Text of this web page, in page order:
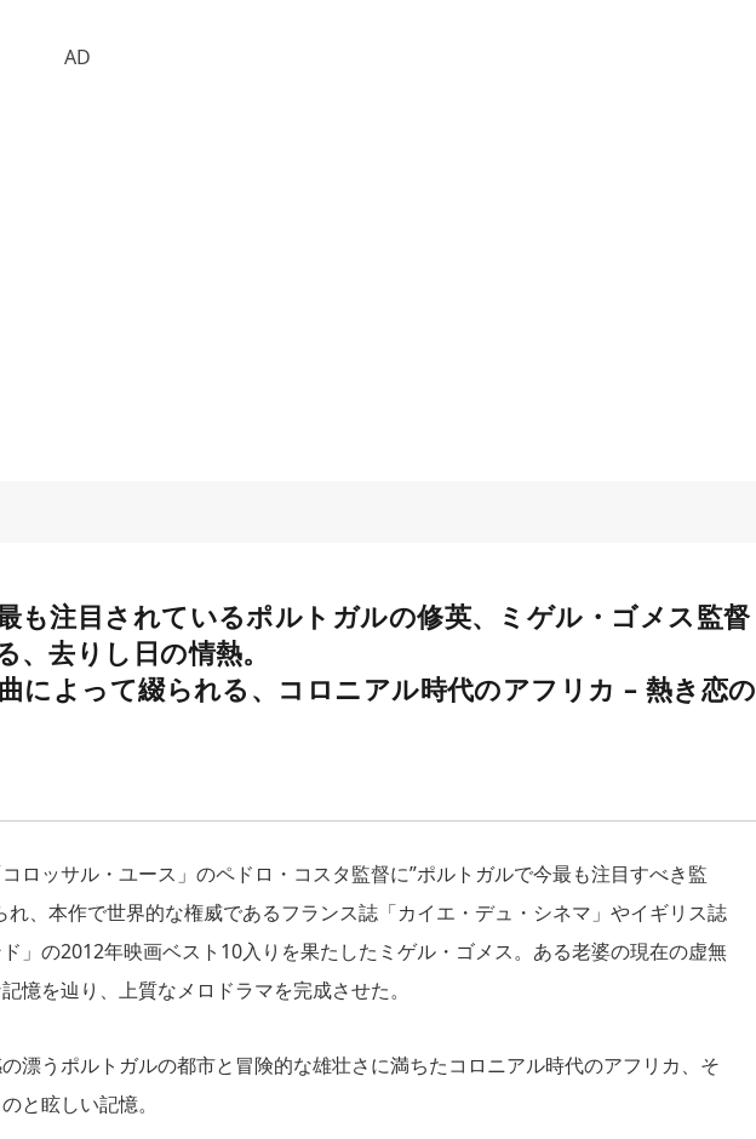
AD
も注目されているポルトガルの修英、ミゲル・ゴメス監督
、去りし日の情熱。
によって綴られる、コロニアル時代のアフリカ – 熱き恋の
コロッサル・ユース」のペドロ・コスタ監督に”ポルトガルで今最も注目すべき監
れ、本作で世界的な権威であるフランス誌「カイエ・デュ・シネマ」やイギリス誌
ド」の2012年映画ベスト10入りを果たしたミゲル・ゴメス。ある老婆の現在の虚無
憶を辿り、上質なメロドラマを完成させた。
漂うポルトガルの都市と冒険的な雄壮さに満ちたコロニアル時代のアフリカ、そ
と眩しい記憶。